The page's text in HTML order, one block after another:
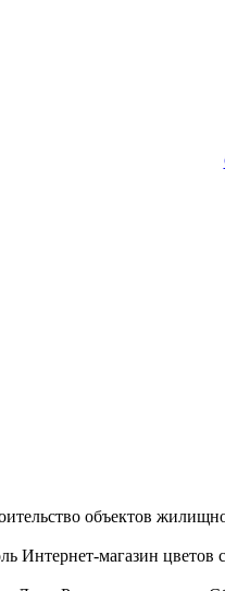
объектов
Интернет-магазин цветов